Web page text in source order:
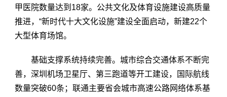
甲医院数量达到18家。公共文化及体育设施建设高质量
推进，“新时代十大文化设施”建设全面启动，新建22个
大型体育场馆。
基础支撑系统持续完善。城市综合交通体系不断完
善，深圳机场卫星厅、第三跑道等开工建设，国际航线
数量突破60条；联通主要省会城市高速公路网络体系基